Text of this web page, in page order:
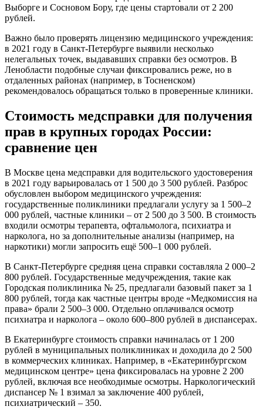
Выборге и Сосновом Бору, где цены стартовали от 2 200
рублей.
Важно было проверять лицензию медицинского учреждения:
в 2021 году в Санкт-Петербурге выявили несколько
нелегальных точек, выдававших справки без осмотров. В
Ленобласти подобные случаи фиксировались реже, но в
отдаленных районах (например, в Тосненском)
рекомендовалось обращаться только в проверенные клиники.
Стоимость медсправки для получения
прав в крупных городах России:
сравнение цен
В Москве цена медсправки для водительского удостоверения
в 2021 году варьировалась от 1 500 до 3 500 рублей. Разброс
обусловлен выбором медицинского учреждения:
государственные поликлиники предлагали услугу за 1 500–2
000 рублей, частные клиники – от 2 500 до 3 500. В стоимость
входили осмотры терапевта, офтальмолога, психиатра и
нарколога, но за дополнительные анализы (например, на
наркотики) могли запросить ещё 500–1 000 рублей.
В Санкт-Петербурге средняя цена справки составляла 2 000–2
800 рублей. Государственные медучреждения, такие как
Городская поликлиника № 25, предлагали базовый пакет за 1
800 рублей, тогда как частные центры вроде «Медкомиссия на
права» брали 2 500–3 000. Отдельно оплачивался осмотр
психиатра и нарколога – около 600–800 рублей в диспансерах.
В Екатеринбурге стоимость справки начиналась от 1 200
рублей в муниципальных поликлиниках и доходила до 2 500
в коммерческих клиниках. Например, в «Екатеринбургском
медицинском центре» цена фиксировалась на уровне 2 200
рублей, включая все необходимые осмотры. Наркологический
диспансер № 1 взимал за заключение 400 рублей,
психиатрический – 350.